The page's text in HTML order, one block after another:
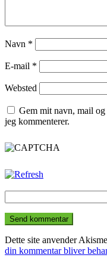
Navn *
E-mail *
Websted
Gem mit navn, mail
jeg kommenterer.
Dette site anvender
din kommentar bliver